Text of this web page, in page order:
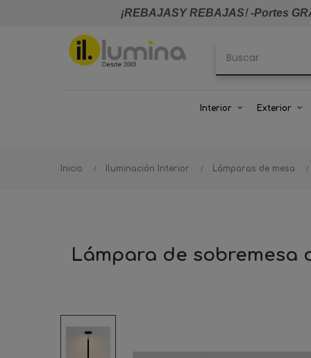
¡REBAJASY REBAJAS!-Portes
Interior Exterior
Inicio Iluminación Interior Lámparas de mesa
Lámpara de sobremesa